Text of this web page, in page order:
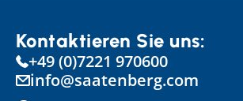
Kontaktieren Sie uns:
+49 (0)7221 970600
info@saatenberg.com